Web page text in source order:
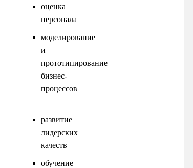
оценка
персонала
моделирование
и
прототипирование
бизнес-
процессов
развитие
лидерских
качеств
обучение